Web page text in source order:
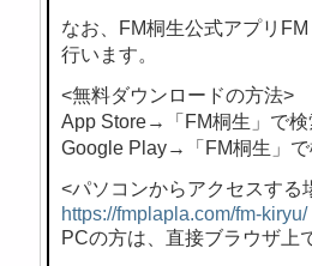
なお、FM桐生公式アプリ
行います。
<無料ダウンロードの方法>
App Store→「FM桐生」で検
Google Play→「FM桐生」
<パソコンからアクセスする
https://fmplapla.com/fm-kiryu/
PCの方は、直接ブラウザ上